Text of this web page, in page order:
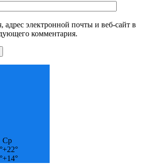
адрес электронной почты и веб-сайт в
комментария.
Ср
+22°
+14°